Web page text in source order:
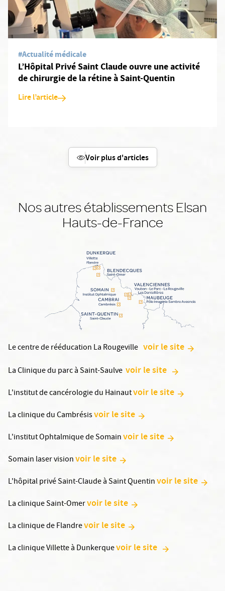
#Actualité médicale
L’Hôpital Privé Saint Claude ouvre une activité
de chirurgie de la rétine à Saint-Quentin
Lire l’article
Voir plus d'articles
Nos autres établissements Elsan
Hauts-de-France
Le centre de rééducation La Rougeville voir le site
La Clinique du parc à Saint-Saulve voir le site
L'institut de cancérologie du Hainautvoir le site
La clinique du Cambrésisvoir le site
L'institut Ophtalmique de Somainvoir le site
Somain laser visionvoir le site
L'hôpital privé Saint-Claude à Saint Quentinvoir le site
La clinique Saint-Omervoir le site
La clinique de Flandrevoir le site
La clinique Villette à Dunkerquevoir le site